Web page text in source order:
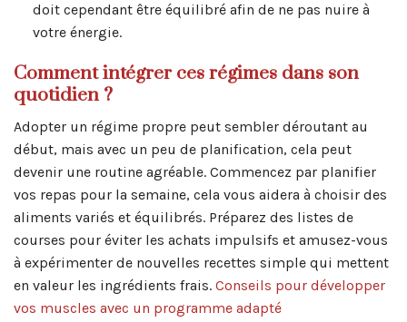
doit cependant être équilibré afin de ne pas nuire à
votre énergie.
Comment intégrer ces régimes dans son
quotidien ?
Adopter un régime propre peut sembler déroutant au
début, mais avec un peu de planification, cela peut
devenir une routine agréable. Commencez par planifier
vos repas pour la semaine, cela vous aidera à choisir des
aliments variés et équilibrés. Préparez des listes de
courses pour éviter les achats impulsifs et amusez-vous
à expérimenter de nouvelles recettes simple qui mettent
en valeur les ingrédients frais. Conseils pour développer
vos muscles avec un programme adapté